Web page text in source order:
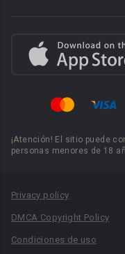
¡Atención! El sitio puede
personas menores de 18
Privacy policy
DMCA Copyright Policy
Condiciones de uso